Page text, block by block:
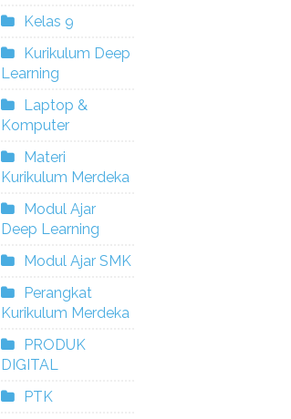
Kelas 9
Kurikulum Deep
Learning
Laptop &
Komputer
Materi
Kurikulum Merdeka
Modul Ajar
Deep Learning
Modul Ajar SMK
Perangkat
Kurikulum Merdeka
PRODUK
DIGITAL
PTK